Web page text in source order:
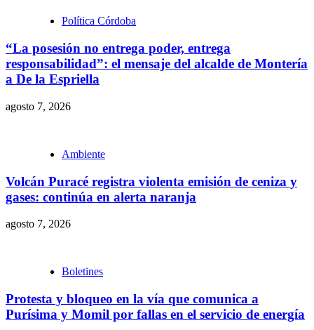
Política Córdoba
“La posesión no entrega poder, entrega
responsabilidad”: el mensaje del alcalde de Montería
a De la Espriella
agosto 7, 2026
Ambiente
Volcán Puracé registra violenta emisión de ceniza y
gases: continúa en alerta naranja
agosto 7, 2026
Boletines
Protesta y bloqueo en la vía que comunica a
Purísima y Momil por fallas en el servicio de energía